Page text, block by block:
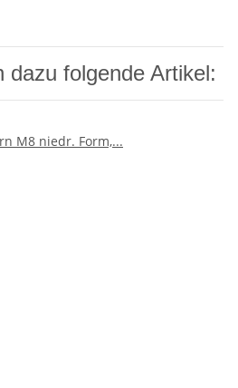
dazu folgende Artikel: